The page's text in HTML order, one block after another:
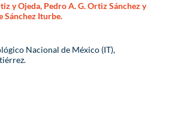
y Ojeda, Pedro A. G. Ortiz Sánchez y
Sánchez Iturbe.
Nacional de México (IT),